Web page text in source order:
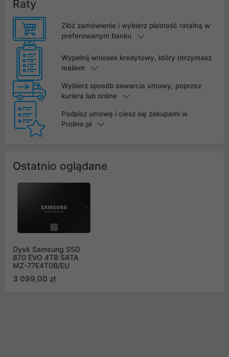
Raty
Złóż zamówienie i wybierz płatność ratalną w
preferowanym banku
Wypełnij wniosek kredytowy, który otrzymasz
mailem
Wybierz sposób zawarcia umowy, poprzez
kuriera lub online
Podpisz umowę i ciesz się zakupami w
Proline.pl
Ostatnio oglądane
Dysk Samsung SSD
870 EVO 4TB SATA
MZ-77E4T0B/EU
3 099,00 zł